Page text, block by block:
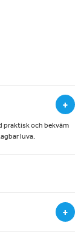
+
praktisk och bekväm
luva.
+